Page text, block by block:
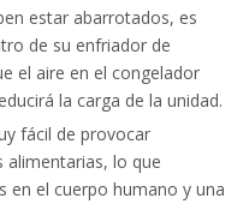
estar abarrotados, es
de su enfriador de
el aire en el congelador
la carga de la unidad.
fácil de provocar
alimentarias, lo que
en el cuerpo humano y una